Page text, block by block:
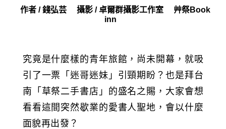
作者 / 錢弘芸 攝影 / 卓爾群攝影工作室
艸祭Book
inn
究竟是什麼樣的青年旅館，尚未開幕，就吸
引了一票「迷哥迷妹」引頸期盼？也是拜台
南「草祭二手書店」的盛名之賜，大家會想
看看這間突然歇業的愛書人聖地，會以什麼
面貌再出發？